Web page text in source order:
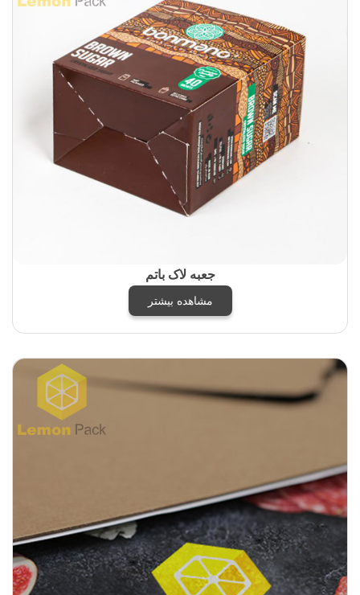
جعبه لاک باتم
مشاهده بیشتر